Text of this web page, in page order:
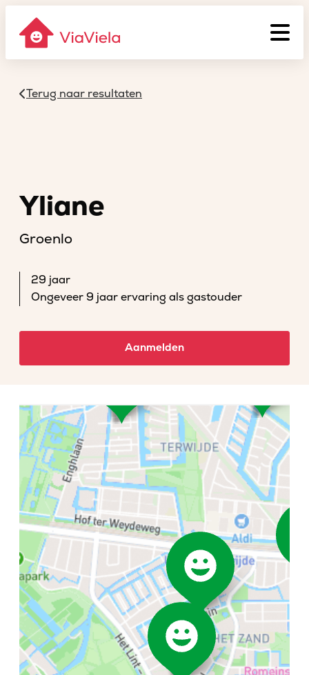
Terug naar resultaten
Yliane
Groenlo
29 jaar
Ongeveer 9 jaar ervaring als gastouder
Aanmelden